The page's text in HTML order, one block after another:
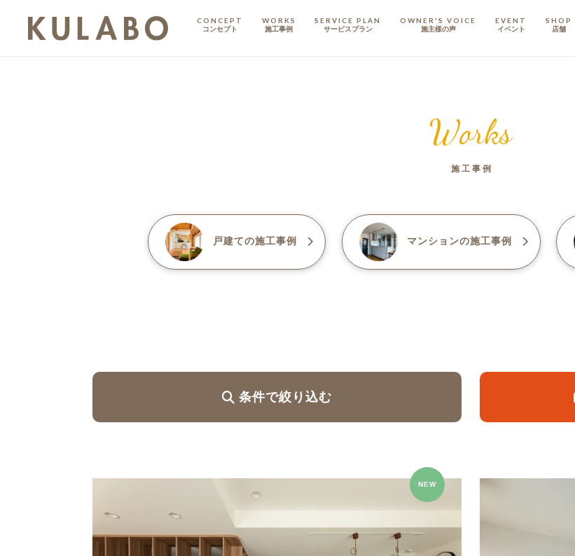
CONCEPT
コンセプト
WORKS
施工事例
SERVICE PLAN
サービスプラン
OWNER'S VOICE
施主樣の声
EVENT
イベント
SHOP
店舗
Works
施工事例
戸建ての施工事例 マンションの施工事例
条件で絞り込む
NEW